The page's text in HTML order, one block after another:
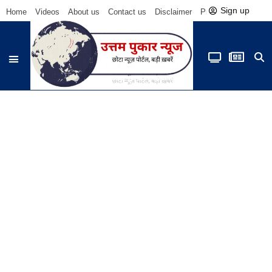
Home Videos About us Contact us Disclaimer Privacy Policy
Sign up